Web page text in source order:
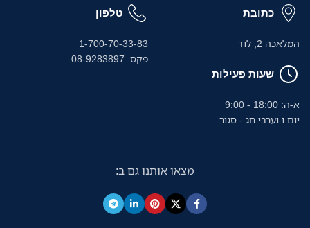
כתובת
המלאכה 2, לוד
שעות פעילות
א-ה: 18:00 - 9:00
יום ו וערבי חג - סגור
טלפון
1-700-70-33-83
פקס: 08-9283897
מצאו אותנו גם ב: